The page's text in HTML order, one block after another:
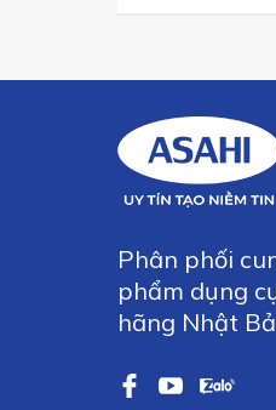
Phân phối
phẩm dụng
hãng Nhật